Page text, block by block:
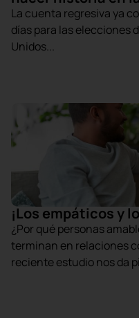
La cuenta regresiva ya
días para las elecciones
Unidos...
¡Los empáticos y
¿Por qué personas
terminan en relaciones
reciente estudio nos da